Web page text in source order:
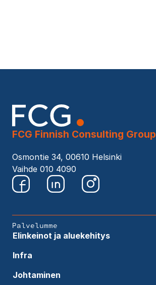
FCG Finnish Consulting Group
Osmontie 34, 00610 Helsinki
Vaihde 010 4090
Palvelumme
Elinkeinot ja aluekehitys
Infra
Johtaminen